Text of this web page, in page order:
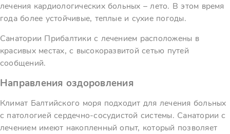
лечения кардиологических больных – лето. В этом время
года более устойчивые, теплые и сухие погоды.
Санатории Прибалтики с лечением расположены в
красивых местах, с высокоразвитой сетью путей
сообщений.
Направления оздоровления
Климат Балтийского моря подходит для лечения больных
с патологией сердечно-сосудистой системы. Санатории с
лечением имеют накопленный опыт, который позволяет